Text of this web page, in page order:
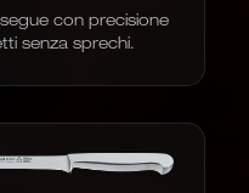
con precisione
senza sprechi.